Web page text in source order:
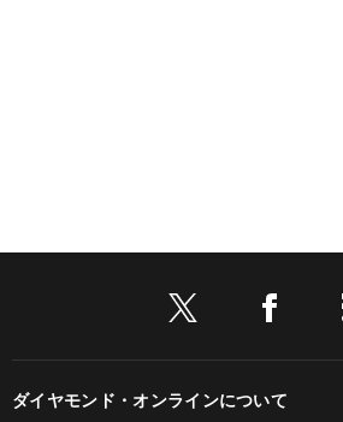
ダイヤモンド・オンラインについて